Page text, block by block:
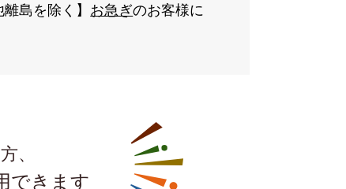
島を除く】 お急ぎのお客様に
、
できます